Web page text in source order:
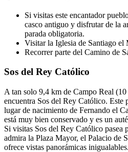
Si visitas este encantador
casco antiguo y disfrutar de la
parada obligatoria.
Visitar la Iglesia de Santiago el
Recorrer parte del Camino de
Sos del Rey Católico
A tan solo 9,4 km de Campo Real
encuentra Sos del Rey Católico. Este
lugar de nacimiento de Fernando el
está muy bien conservado y es un
Si visitas Sos del Rey Católico pasea
admira la Plaza Mayor, el Palacio de
ofrece vistas panorámicas inigualables.